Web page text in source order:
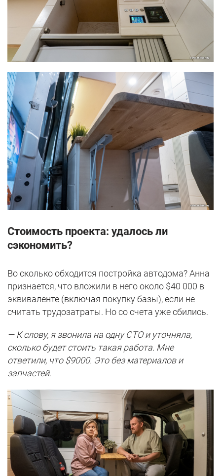
Стоимость проекта: удалось ли
сэкономить?
Во сколько обходится постройка автодома? Анна
признается, что вложили в него около $40 000 в
эквиваленте (включая покупку базы), если не
считать трудозатраты. Но со счета уже сбились.
— К слову, я звонила на одну СТО и уточняла,
сколько будет стоить такая работа. Мне
ответили, что $9000. Это без материалов и
запчастей.